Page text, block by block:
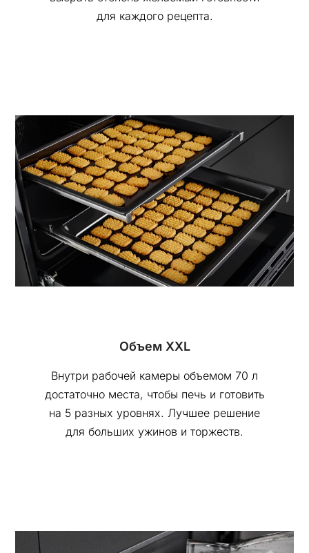
для каждого рецепта.
Объем XXL
Внутри рабочей камеры объемом 70 л
достаточно места, чтобы печь и готовить
на 5 разных уровнях. Лучшее решение
для больших ужинов и торжеств.